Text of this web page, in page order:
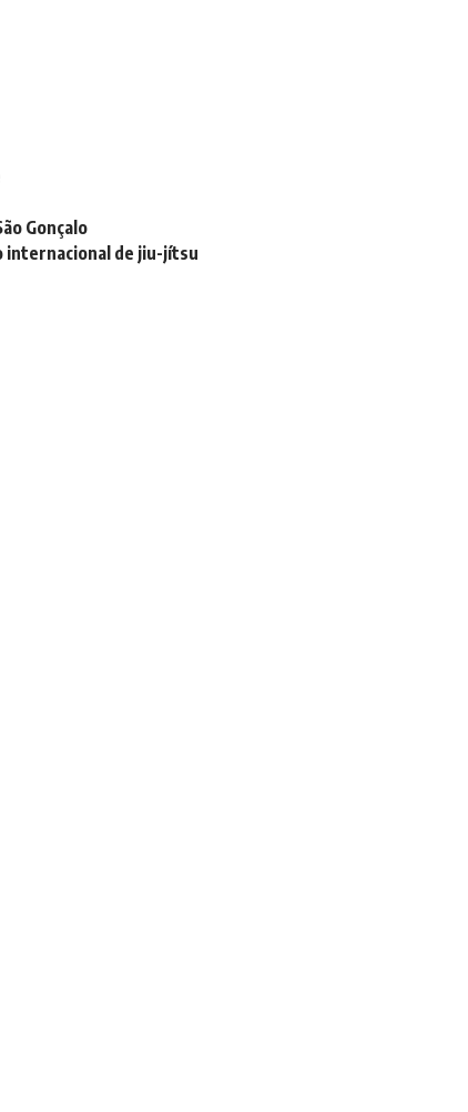
Gonçalo
internacional de jiu-jítsu